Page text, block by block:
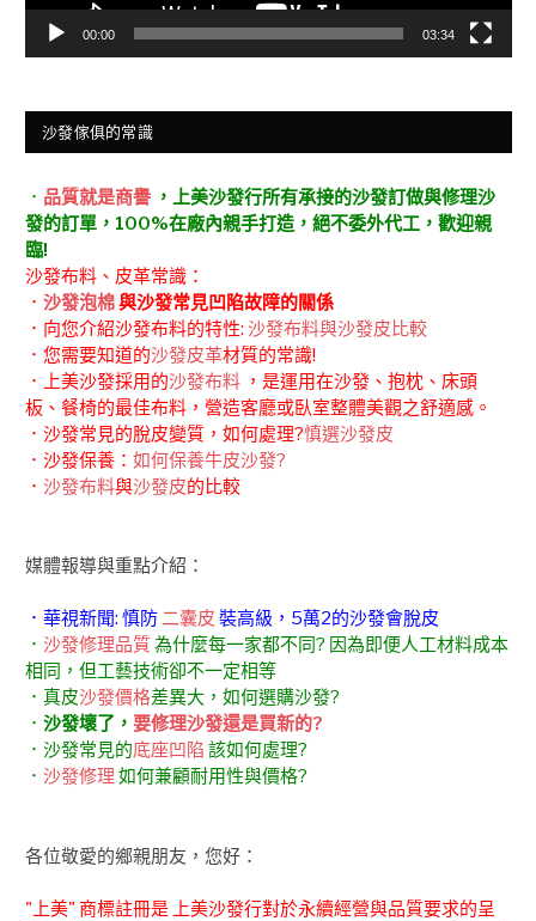
00:00 03:34
沙發傢俱的常識
． 品質就是商譽 ，上美沙發行所有承接的沙發訂做與修理沙
發的訂單，100%在廠內親手打造，絕不委外代工，歡迎親
臨!
沙發布料、皮革常識：
． 沙發泡棉與沙發常見凹陷故障的關係
．向您介紹沙發布料的特性: 沙發布料與沙發皮比較
．您需要知道的沙發皮革材質的常識!
．上美沙發採用的沙發布料 ，是運用在沙發、抱枕、床頭
板、餐椅的最佳布料，營造客廳或臥室整體美觀之舒適感。
．沙發常見的脫皮變質，如何處理?慎選沙發皮
．沙發保養： 如何保養牛皮沙發?
． 沙發布料與沙發皮的比較
媒體報導與重點介紹：
．華視新聞: 慎防 二囊皮 裝高級，5萬2的沙發會脫皮
． 沙發修理品質為什麼每一家都不同? 因為即便人工材料成本
相同，但工藝技術卻不一定相等
．真皮沙發價格差異大，如何選購沙發?
． 沙發壞了， 要修理沙發還是買新的?
．沙發常見的底座凹陷 該如何處理?
． 沙發修理 如何兼顧耐用性與價格?
各位敬愛的鄉親朋友，您好：
"上美" 商標註冊是 上美沙發行對於永續經營與品質要求的呈